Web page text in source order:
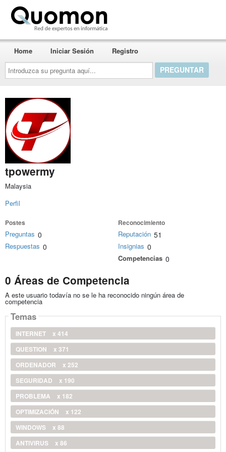
Introduzca
su
pregunta
aquí...
Home Iniciar Sesión Registro
tpowermy
Malaysia
Perfil
Postes
Preguntas 0
Respuestas 0
Reconocimiento
Reputación 51
Insignias 0
Competencias 0
0 Áreas de Competencia
A este usuario todavía no se le ha reconocido ningún área de
competencia
Temas
INTERNET
x 414
QUESTION
x 371
ORDENADOR
x 252
SEGURIDAD
x 190
PROBLEMA
x 182
OPTIMIZACIÓN
x 122
WINDOWS
x 88
ANTIVIRUS
x 86